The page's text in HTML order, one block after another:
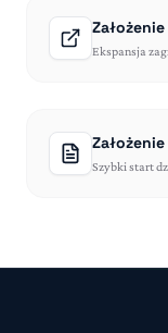
Ekspansja
Szybki start